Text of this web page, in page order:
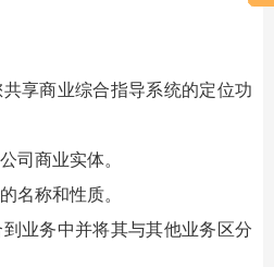
享商业综合指导系统的定位功
司商业实体。
名称和性质。
业务中并将其与其他业务区分